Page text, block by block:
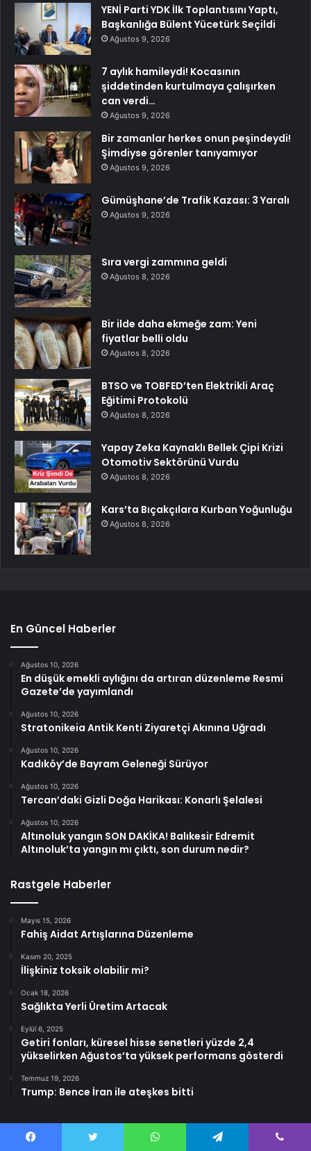
YENİ Parti YDK İlk Toplantısını Yaptı,
Başkanlığa Bülent Yücetürk Seçildi
Ağustos 9, 2026
7 aylık hamileydi! Kocasının
şiddetinden kurtulmaya çalışırken
can verdi…
Ağustos 9, 2026
Bir zamanlar herkes onun peşindeydi!
Şimdiyse görenler tanıyamıyor
Ağustos 9, 2026
Gümüşhane’de Trafik Kazası: 3 Yaralı
Ağustos 9, 2026
Sıra vergi zammına geldi
Ağustos 8, 2026
Bir ilde daha ekmeğe zam: Yeni
fiyatlar belli oldu
Ağustos 8, 2026
BTSO ve TOBFED’ten Elektrikli Araç
Eğitimi Protokolü
Ağustos 8, 2026
Yapay Zeka Kaynaklı Bellek Çipi Krizi
Otomotiv Sektörünü Vurdu
Ağustos 8, 2026
Kars’ta Bıçakçılara Kurban Yoğunluğu
Ağustos 8, 2026
En Güncel Haberler
Ağustos 10, 2026
En düşük emekli aylığını da artıran düzenleme Resmi
Gazete’de yayımlandı
Ağustos 10, 2026
Stratonikeia Antik Kenti Ziyaretçi Akınına Uğradı
Ağustos 10, 2026
Kadıköy’de Bayram Geleneği Sürüyor
Ağustos 10, 2026
Tercan’daki Gizli Doğa Harikası: Konarlı Şelalesi
Ağustos 10, 2026
Altınoluk yangın SON DAKİKA! Balıkesir Edremit
Altınoluk’ta yangın mı çıktı, son durum nedir?
Rastgele Haberler
Mayıs 15, 2026
Fahiş Aidat Artışlarına Düzenleme
Kasım 20, 2025
İlişkiniz toksik olabilir mi?
Ocak 18, 2026
Sağlıkta Yerli Üretim Artacak
Eylül 6, 2025
Getiri fonları, küresel hisse senetleri yüzde 2,4
yükselirken Ağustos’ta yüksek performans gösterdi
Temmuz 19, 2026
Trump: Bence İran ile ateşkes bitti